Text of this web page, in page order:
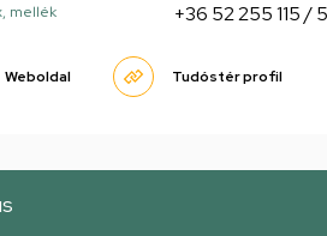
mellék +36 52 255 115 /
Weboldal Tudóstér profil